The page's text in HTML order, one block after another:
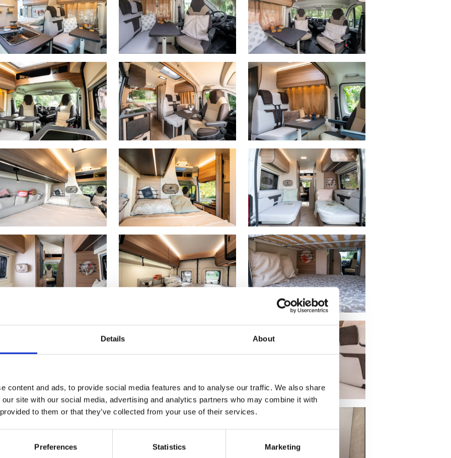
Details About
content and ads, to provide social media features and to analyse our traffic. We also share
site with our social media, advertising and analytics partners who may combine it with
to them or that they’ve collected from your use of their services.
Preferences Statistics Marketing